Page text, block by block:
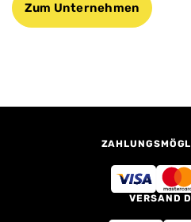
Zum Unternehmen
VERSAND